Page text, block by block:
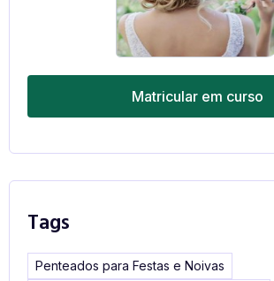
Matricular em curso
Tags
Penteados para Festas e Noivas